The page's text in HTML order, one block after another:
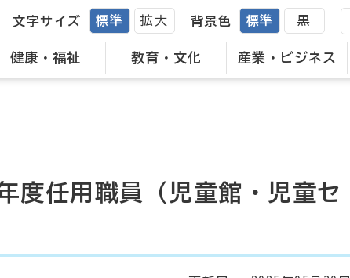
健康・福祉 教育・文化 産業・ビジネス
文字サイズ 標準 拡大 背景色 標準 黒
度任用職員（児童館・児童セ